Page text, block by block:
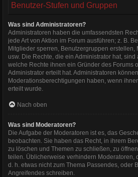
Benutzer-Stufen und Gruppen
Was sind Administratoren?
Administratoren haben die umfassendsten
jede Art von Aktion im Forum ausführen; z. B.
Mitglieder sperren, Benutzergruppen erstellen,
usw. Die Rechte, die ein Administrator hat,
welche Rechte ihnen ein Gründer des Forums
Administrator erteilt hat. Administratoren
Moderationsberechtigungen haben, wenn
erteilt wurde.
Nach oben
Was sind Moderatoren?
Die Aufgabe der Moderatoren ist es, das
beobachten. Sie haben das Recht, in ihrem
zu löschen und Themen zu schließen, zu
teilen. Üblicherweise verhindern Moderatoren,
d. h. etwas nicht zum Thema Passendes, oder
Angreifendes schreiben.